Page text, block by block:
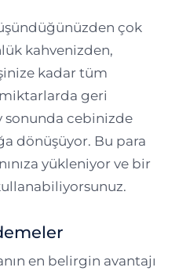
çok
kahvenizden,
kadar tüm
geri
sonunda cebinizde
dönüşüyor. Bu para
yükleniyor ve bir
en belirgin avantajı